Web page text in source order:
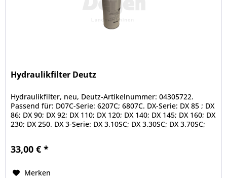
Hydraulikfilter Deutz
Hydraulikfilter, neu, Deutz-Artikelnummer: 04305722.
Passend für: D07C-Serie: 6207C; 6807C. DX-Serie: DX 85 ; DX
86; DX 90; DX 92; DX 110; DX 120; DX 140; DX 145; DX 160; DX
230; DX 250. DX 3-Serie: DX 3.10SC; DX 3.30SC; DX 3.70SC;
33,00 € *
Merken